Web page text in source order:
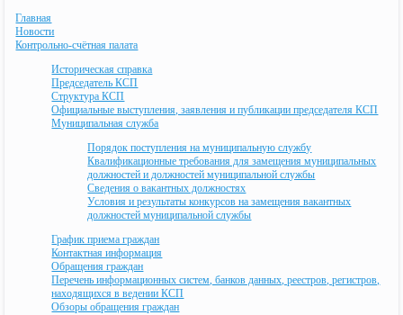
Главная
Новости
Контрольно-счётная палата
Историческая справка
Председатель КСП
Структура КСП
Официальные выступления, заявления и публикации председателя КСП
Муниципальная служба
Порядок поступления на муниципальную службу
Квалификационные требования для замещения муниципальных
должностей и должностей муниципальной службы
Сведения о вакантных должностях
Условия и результаты конкурсов на замещения вакантных
должностей муниципальной службы
График приема граждан
Контактная информация
Обращения граждан
Перечень информационных систем, банков данных, реестров, регистров,
находящихся в ведении КСП
Обзоры обращения граждан